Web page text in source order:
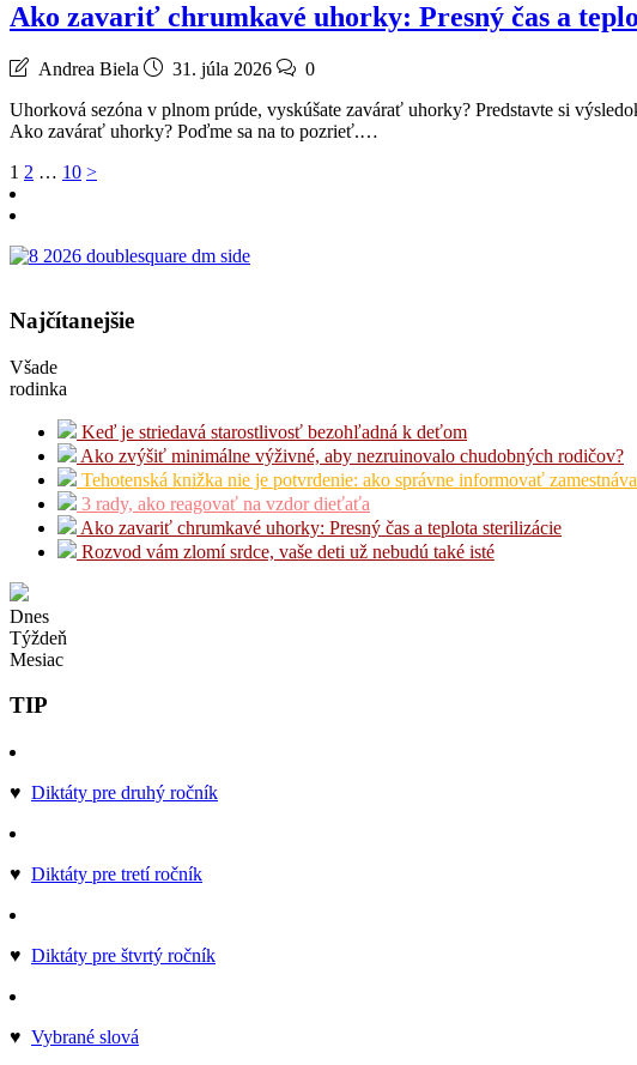
Ako zavariť chrumkavé uhorky: Presný čas a
Andrea Biela 31. júla 2026
0
Uhorková sezóna v plnom prúde, vyskúšate zavárať uhorky? Predstavte si
Ako zavárať uhorky? Poďme sa na to pozrieť.…
Stránkovanie
príspevkov
1 2 … 10 >
Najčítanejšie
Všade
rodinka
Keď je striedavá starostlivosť bezohľadná k deťom
Ako zvýšiť minimálne výživné, aby nezruinovalo chudobných rodičov?
Tehotenská knižka nie je potvrdenie: ako správne informovať
3 rady, ako reagovať na vzdor dieťaťa
Ako zavariť chrumkavé uhorky: Presný čas a teplota sterilizácie
Rozvod vám zlomí srdce, vaše deti už nebudú také isté
Dnes
Týždeň
Mesiac
TIP
♥ Diktáty pre druhý ročník
♥ Diktáty pre tretí ročník
♥ Diktáty pre štvrtý ročník
♥ Vybrané slová